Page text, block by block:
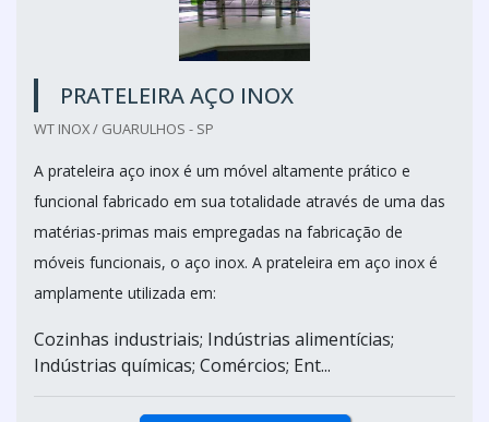
PRATELEIRA AÇO INOX
WT INOX / GUARULHOS - SP
A prateleira aço inox é um móvel altamente prático e
funcional fabricado em sua totalidade através de uma das
matérias-primas mais empregadas na fabricação de
móveis funcionais, o aço inox. A prateleira em aço inox é
amplamente utilizada em:
Cozinhas industriais; Indústrias alimentícias;
Indústrias químicas; Comércios; Ent...